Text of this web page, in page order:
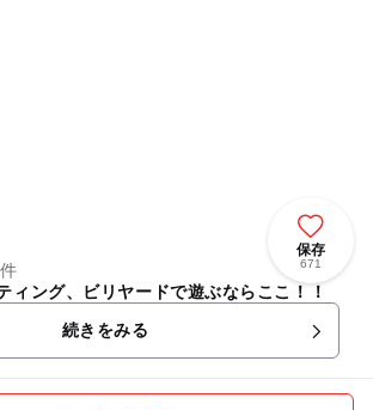
保存
671
ィング、ビリヤードで遊ぶならここ！！
続きをみる